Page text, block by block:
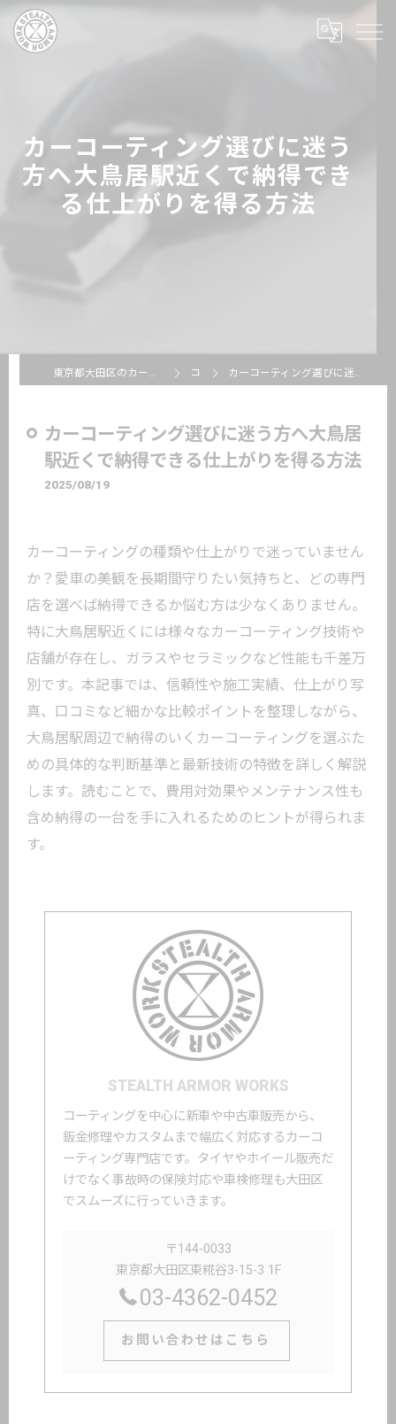
カーコーティング選びに迷う
方へ大鳥居駅近くで納得でき
る仕上がりを得る方法
東京都大田区のカーコーティングならSTEALTH ARMOR WORKS コラム カーコーティング選びに迷う方へ大鳥居駅近くで納得できる仕上がりを得る方法
カーコーティング選びに迷う方へ大鳥居
駅近くで納得できる仕上がりを得る方法
2025/08/19
カーコーティングの種類や仕上がりで迷っていません
か？愛車の美観を長期間守りたい気持ちと、どの専門
店を選べば納得できるか悩む方は少なくありません。
特に大鳥居駅近くには様々なカーコーティング技術や
店舗が存在し、ガラスやセラミックなど性能も千差万
別です。本記事では、信頼性や施工実績、仕上がり写
真、口コミなど細かな比較ポイントを整理しながら、
大鳥居駅周辺で納得のいくカーコーティングを選ぶた
めの具体的な判断基準と最新技術の特徴を詳しく解説
します。読むことで、費用対効果やメンテナンス性も
含め納得の一台を手に入れるためのヒントが得られま
す。
STEALTH ARMOR WORKS
コーティングを中心に新車や中古車販売から、
鈑金修理やカスタムまで幅広く対応するカーコ
ーティング専門店です。タイヤやホイール販売だ
けでなく事故時の保険対応や車検修理も大田区
でスムーズに行っていきます。
〒144-0033
東京都大田区東糀谷3-15-3 1F
03-4362-0452
お問い合わせはこちら